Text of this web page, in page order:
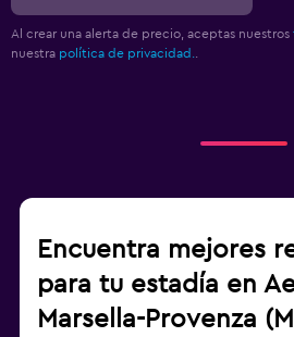
Al crear una alerta de precio, aceptas nuestros
nuestra política de privacidad..
Encuentra mejores
para tu estadía en
Marsella-Provenza